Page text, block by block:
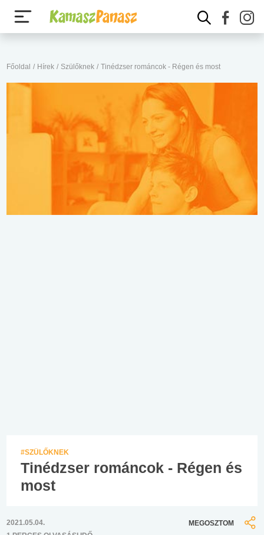
Főoldal / Hírek / Szülőknek / Tinédzser románcok - Régen és most
#SZÜLŐKNEK
Tinédzser románcok - Régen és
most
2021.05.04.
MEGOSZTOM